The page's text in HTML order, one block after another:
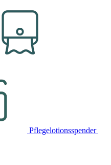
Pflegelotionsspender